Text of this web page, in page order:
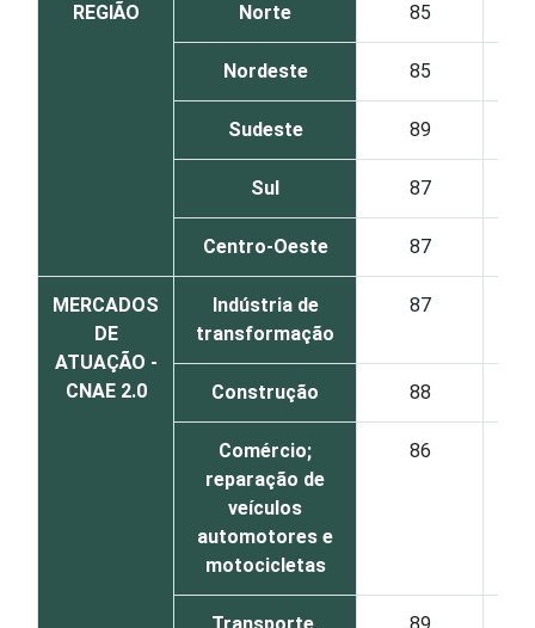
REGIÃO Norte 85
Nordeste 85
Sudeste 89
Sul 87
Centro-Oeste 87
MERCADOS
DE
ATUAÇÃO -
CNAE 2.0
Indústria de
transformação
87
Construção 88
Comércio;
reparação de
veículos
automotores e
motocicletas
86